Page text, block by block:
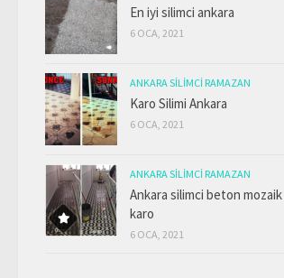
En iyi silimci ankara
6 OCA, 2021
ANKARA SILIMCI RAMAZAN
Karo Silimi Ankara
6 OCA, 2021
ANKARA SILIMCI RAMAZAN
Ankara silimci beton mozaik
karo
6 OCA, 2021